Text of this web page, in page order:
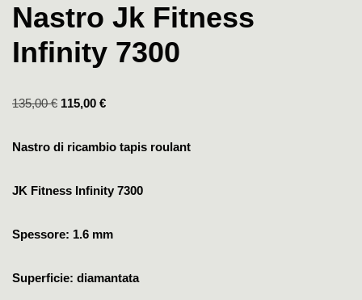
Nastro Jk Fitness
Infinity 7300
135,00€ 115,00 €
Nastro di ricambio tapis roulant
JK Fitness Infinity 7300
Spessore: 1.6 mm
Superficie: diamantata